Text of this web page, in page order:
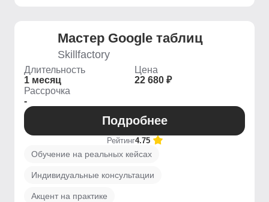
Мастер Google таблиц
Skillfactory
Длительность
1 месяц
Цена
22 680 ₽
Рассрочка
-
Подробнее
Рейтинг4.75
Обучение на реальных кейсах
Индивидуальные консультации
Акцент на практике